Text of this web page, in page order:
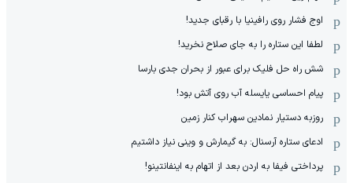
اوج فشار روی رافینیا با رقبای جدید!
لطفا این ستاره را به جای صلاح نخرید!
شش راه حل فلیک برای عبور از بحران جدی بارسا
پیام احساسی یایسله آب روی آتش بود!
روزبه دستیار نمادین سهراب کنار زمین
ادعای ستاره آرسنال: به گیمارش و وینی نیاز داشتیم
پرداختی فیفا به اردن بعد از اتهام به اینفانتینو!